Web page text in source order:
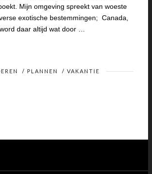
Mijn omgeving spreekt van woeste
exotische bestemmingen; Canada,
daar altijd wat door …
/ PLANNEN / VAKANTIE